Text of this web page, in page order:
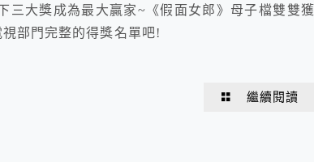
大獎成為最大贏家~《假面女郎》母子檔雙雙獲
部門完整的得獎名單吧!
繼續閱讀